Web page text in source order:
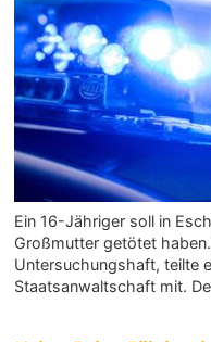
Ein 16-Jähriger soll in
Großmutter getötet
Untersuchungshaft, teilte
Staatsanwaltschaft mit.